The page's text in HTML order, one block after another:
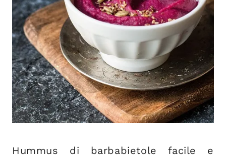
Hummus di barbabietole facile e